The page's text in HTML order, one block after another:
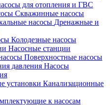
для отопления и ГВС
Скважинные насосы
Дренажные и
Колодезные насосы
Насосные станции
Поверхностные насосы
Насосы
Канализационные